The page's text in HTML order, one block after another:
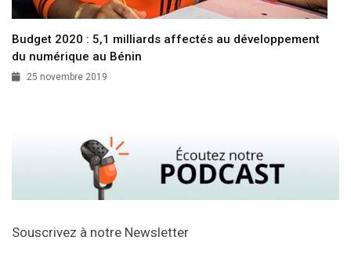
Budget 2020 : 5,1 milliards affectés au développement
du numérique au Bénin
25 novembre 2019
Souscrivez à notre Newsletter